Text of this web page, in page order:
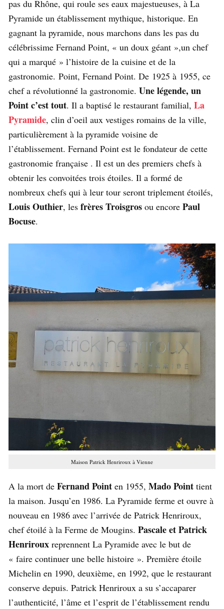
pas du Rhône, qui roule ses eaux majestueuses, à La
Pyramide un établissement mythique, historique. En
gagnant la pyramide, nous marchons dans les pas du
célébrissime Fernand Point, « un doux géant »,un chef
qui a marqué » l’histoire de la cuisine et de la
gastronomie. Point, Fernand Point. De 1925 à 1955, ce
chef a révolutionné la gastronomie. Une légende, un
Point c’est tout. Il a baptisé le restaurant familial, La
Pyramide, clin d’oeil aux vestiges romains de la ville,
particulièrement à la pyramide voisine de
l’établissement. Fernand Point est le fondateur de cette
gastronomie française . Il est un des premiers chefs à
obtenir les convoitées trois étoiles. Il a formé de
nombreux chefs qui à leur tour seront triplement étoilés,
Louis Outhier, les frères Troisgros ou encore Paul
Bocuse.
Maison Patrick Henriroux à Vienne
A la mort de Fernand Point en 1955, Mado Point tient
la maison. Jusqu’en 1986. La Pyramide ferme et ouvre à
nouveau en 1986 avec l’arrivée de Patrick Henriroux,
chef étoilé à la Ferme de Mougins. Pascale et Patrick
Henriroux reprennent La Pyramide avec le but de
« faire continuer une belle histoire ». Première étoile
Michelin en 1990, deuxième, en 1992, que le restaurant
conserve depuis. Patrick Henriroux a su s’accaparer
l’authenticité, l’âme et l’esprit de l’établissement rendu